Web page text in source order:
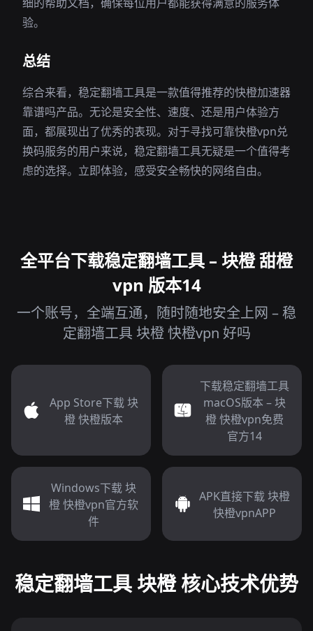
验。
总结
综合来看，稳定翻墙工具是一款值得推荐的快橙加速器
靠谱吗产品。无论是安全性、速度、还是用户体验方
面，都展现出了优秀的表现。对于寻找可靠快橙vpn兑
换码服务的用户来说，稳定翻墙工具无疑是一个值得考
虑的选择。立即体验，感受安全畅快的网络自由。
全平台下载稳定翻墙工具 – 块橙 甜橙
vpn 版本14
一个账号，全端互通，随时随地安全上网 – 稳
定翻墙工具 块橙 快橙vpn 好吗
App Store下载 块
橙 快橙版本
下载稳定翻墙工具
macOS版本 – 块
橙 快橙vpn免费
官方14
Windows下载 块
橙 快橙vpn官方软
件
APK直接下载 块橙
快橙vpnAPP
稳定翻墙工具 块橙 核心技术优势